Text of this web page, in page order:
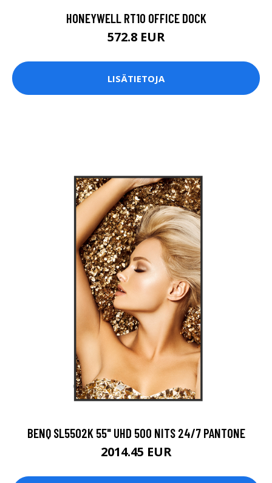
HONEYWELL RT10 OFFICE DOCK
572.8 EUR
LISÄTIETOJA
BENQ SL5502K 55" UHD 500 NITS 24/7 PANTONE
2014.45 EUR